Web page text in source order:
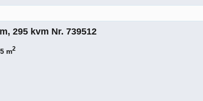
295 kvm Nr. 739512
m2